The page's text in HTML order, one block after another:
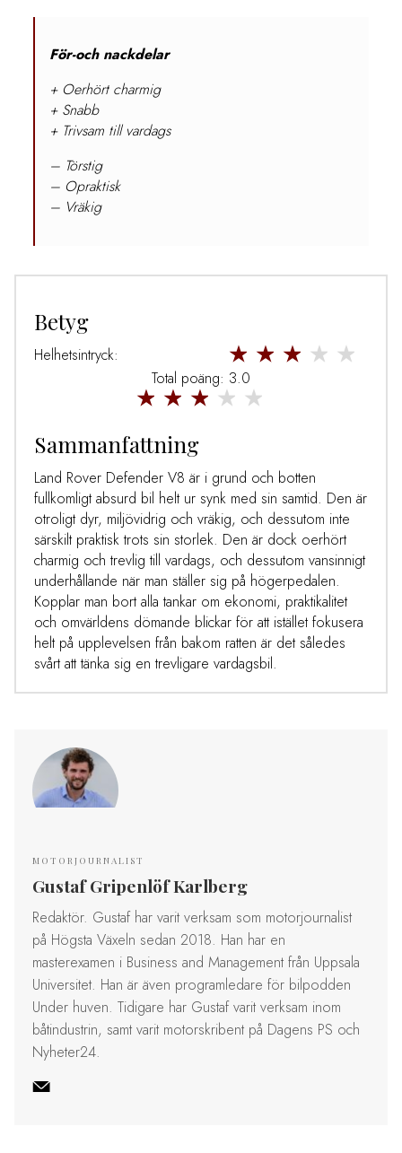
För-och nackdelar
+ Oerhört charmig
+ Snabb
+ Trivsam till vardags
– Törstig
– Opraktisk
– Vräkig
Betyg
Helhetsintryck:
Total poäng: 3.0
Sammanfattning
Land Rover Defender V8 är i grund och botten
fullkomligt absurd bil helt ur synk med sin samtid. Den är
otroligt dyr, miljövidrig och vräkig, och dessutom inte
särskilt praktisk trots sin storlek. Den är dock oerhört
charmig och trevlig till vardags, och dessutom vansinnigt
underhållande när man ställer sig på högerpedalen.
Kopplar man bort alla tankar om ekonomi, praktikalitet
och omvärldens dömande blickar för att istället fokusera
helt på upplevelsen från bakom ratten är det således
svårt att tänka sig en trevligare vardagsbil.
MOTORJOURNALIST
Gustaf Gripenlöf Karlberg
Redaktör. Gustaf har varit verksam som motorjournalist
på Högsta Växeln sedan 2018. Han har en
masterexamen i Business and Management från Uppsala
Universitet. Han är även programledare för bilpodden
Under huven. Tidigare har Gustaf varit verksam inom
båtindustrin, samt varit motorskribent på Dagens PS och
Nyheter24.